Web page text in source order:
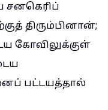
திரும்பினான்;
கோவிலுக்குள்
பட்டயத்தால்